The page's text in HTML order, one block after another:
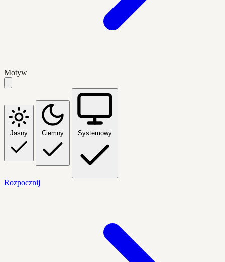
Motyw
Jasny Ciemny Systemowy
Rozpocznij